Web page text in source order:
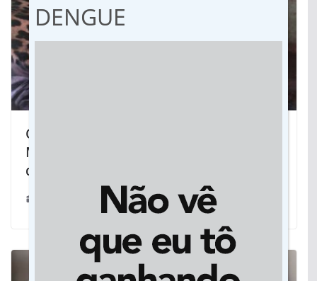
Onças-pintadas se recuperam e
Miranda pode voltar à natureza em 30
dias
DENGUE